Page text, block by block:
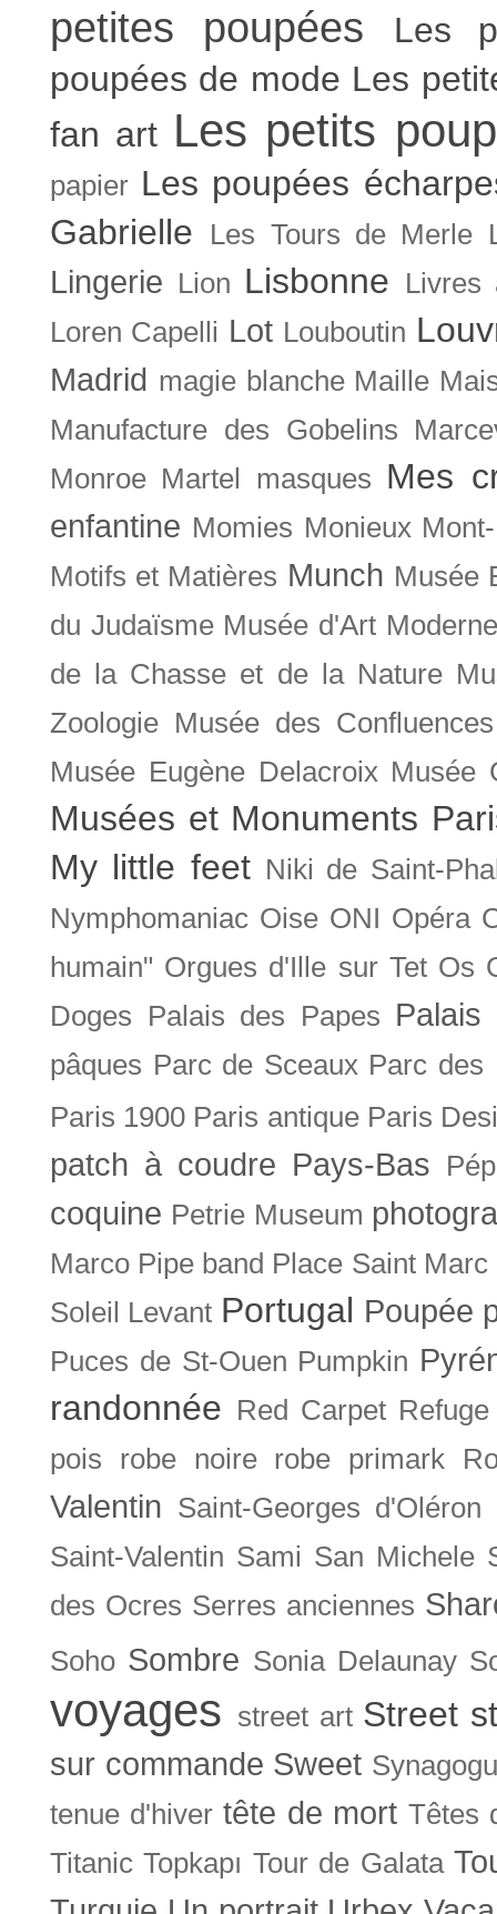
petites poupées
Les
poupées de mode Les
fan art Les petits
papier Les poupées
Gabrielle
Les Tours de Merle
Lingerie Lion Lisbonne
Livres
Loren Capelli Lot Louboutin
Madrid magie blanche Maille
Manufacture des Gobelins
Monroe Martel masques Mes
enfantine Momies Monieux
Motifs et Matières Munch Musée
du Judaïsme Musée d'Art
de la Chasse et de la Nature
Zoologie Musée des Confluences
Musée Eugène Delacroix Musée
Musées et Monuments
My little feet Niki de Saint-
Nymphomaniac Oise ONI Opéra
humain" Orgues d'Ille sur Tet Os
Doges
Palais des Papes Palais
pâques Parc de Sceaux Parc des
Paris 1900 Paris antique Paris
patch à coudre Pays-Bas
coquine Petrie Museum
Marco Pipe band Place Saint Marc
Soleil Levant Portugal Poupée
Puces de St-Ouen Pumpkin
randonnée Red Carpet Refuge
pois
robe noire robe primark
Valentin Saint-Georges d'Oléron
Saint-Valentin Sami San Michele
des Ocres Serres anciennes
Soho Sombre Sonia Delaunay
voyages street art Street
sur commande Sweet
tenue d'hiver tête de mort Têtes
Titanic Topkapı Tour de Galata